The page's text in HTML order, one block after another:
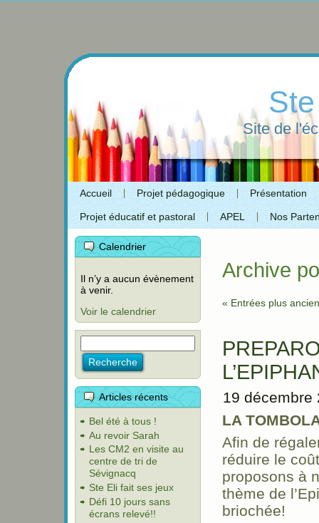
Site de
Accueil Projet pédagogique Présentation
Projet éducatif et pastoral APEL Nos
Calendrier
Il n’y a aucun évènement
à venir.
Voir le calendrier
Articles récents
Bel été à tous !
Au revoir Sarah
Les CM2 en visite au
centre de tri de
Sévignacq
Ste Eli fait ses jeux
Défi 10 jours sans
écrans relevé!!
Archive
« Entrées plus
19 décembre
LA
Afin de
réduire le
proposons à
thème de
briochée!